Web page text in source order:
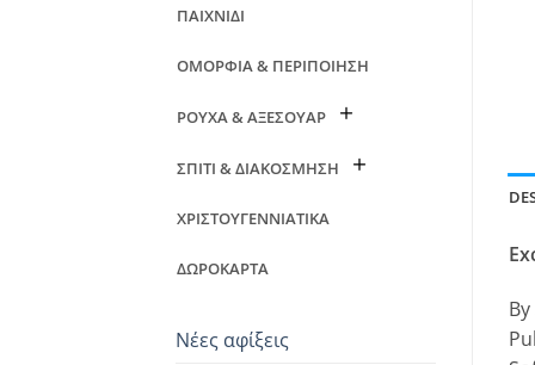
ΠΑΙΧΝΙΔΙ
ΟΜΟΡΦΙΑ & ΠΕΡΙΠΟΙΗΣΗ
ΡΟΥΧΑ & ΑΞΕΣΟΥΑΡ
ΣΠΙΤΙ & ΔΙΑΚΟΣΜΗΣΗ
ΧΡΙΣΤΟΥΓΕΝΝΙΑΤΙΚΑ
ΔΩΡΟΚΑΡΤΑ
Νέες αφίξεις